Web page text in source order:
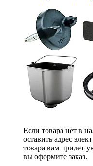
Если товара нет в
оставить адрес
товара вам придет
вы оформите заказ.